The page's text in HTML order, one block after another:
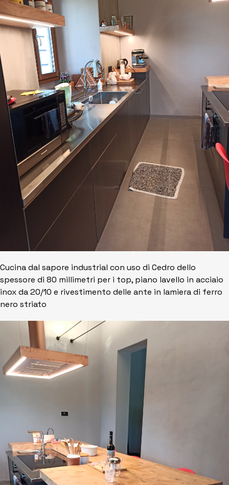
Cucina dal sapore industrial con uso di Cedro dello
spessore di 80 millimetri per i top, piano lavello in acciaio
inox da 20/10 e rivestimento delle ante in lamiera di ferro
nero striato